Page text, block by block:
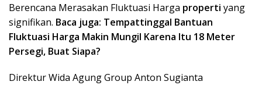
Berencana Merasakan Fluktuasi Harga properti yang
signifikan. Baca juga: Tempattinggal Bantuan
Fluktuasi Harga Makin Mungil Karena Itu 18 Meter
Persegi, Buat Siapa?
Direktur Wida Agung Group Anton Sugianta